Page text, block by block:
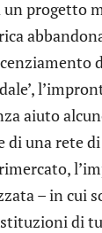
un progetto
aiuto
di una rete
– in cui
di